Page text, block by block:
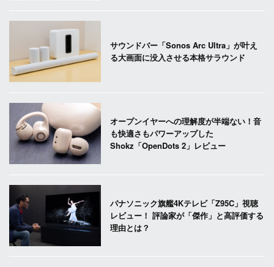
サウンドバー「Sonos Arc Ultra」が叶え
る大画面に没入させる本格サラウンド
オープンイヤーへの理解度が半端ない！音
も快適さもパワーアップした
Shokz「OpenDots 2」レビュー
パナソニック旗艦4Kテレビ「Z95C」視聴
レビュー！ 評論家が「傑作」と高評価する
理由とは？